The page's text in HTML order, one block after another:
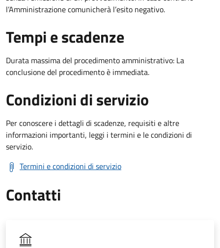
l’Amministrazione comunicherà l’esito negativo.
Tempi e scadenze
Durata massima del procedimento amministrativo: La
conclusione del procedimento è immediata.
Condizioni di servizio
Per conoscere i dettagli di scadenze, requisiti e altre
informazioni importanti, leggi i termini e le condizioni di
servizio.
Termini e condizioni di servizio
Contatti